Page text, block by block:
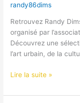
randy86dims
Retrouvez Randy
organisé par
Découvrez une
l’art urbain, de la
Lire la suite »